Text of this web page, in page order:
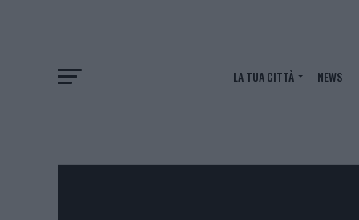
LA TUA CITTÀ NEWS